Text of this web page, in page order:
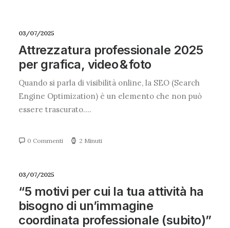
03/07/2025
Attrezzatura professionale 2025
per grafica, video & foto
Quando si parla di visibilità online, la SEO (Search
Engine Optimization) è un elemento che non può
essere trascurato.…
0 Commenti 2 Minuti
03/07/2025
“5 motivi per cui la tua attività ha
bisogno di un’immagine
coordinata professionale (subito)”